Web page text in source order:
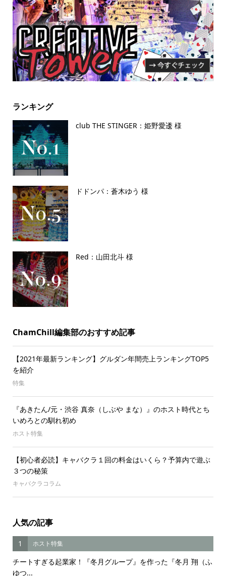
ランキング
club THE STINGER：姫野愛逶 様
ドドンパ：蒼木ゆう 様
Red：山田北斗 様
ChamChill編集部のおすすめ記事
【2021年最新ランキング】グルダン年間売上ランキングTOP5
を紹介
特集
『あきたん/元・渋谷 真奈（しぶや まな）』のホスト時代とち
いめろとの馴れ初め
ホスト特集
【初心者必読】キャバクラ１回の料金はいくら？予算内で遊ぶ
３つの秘策
キャバクラコラム
人気の記事
1 ホスト特集
チートすぎる起業家！『冬月グループ』を作った『冬月 翔（ふ
ゆつ...